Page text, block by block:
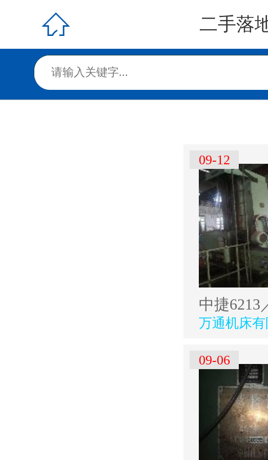
 二手落
09-12
万通机床有
09-06